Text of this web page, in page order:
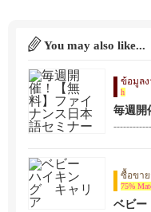
You may also like...
ข้อมูลง
h
毎週開
ซื้อขา
75%
ベビ